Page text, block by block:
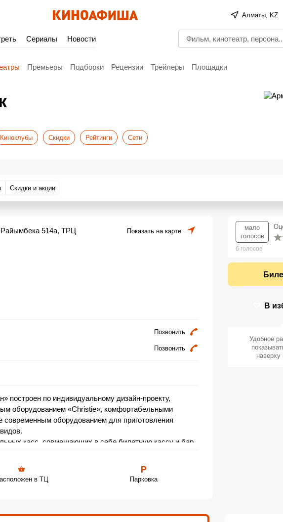
Алматы, KZ
Сериалы Новости
Премьеры Подборки Рецензии Трейлеры Площадки
Киноклубы Скидки Рейтинги Сети
Скидки и акции
Райымбека 514а, ТРЦ
Показать на карте
Позвонить
Позвонить
построен по индивидуальному дизайн-проекту,
оборудованием «Christie», комфортабельными
современным оборудованием для приготовления
касс, совмещающих в себе билетную кассу и бар,
удобные пуфики, которые позволяют малышам
«на равных».
в ТЦ Парковка
мало
голосов
6 голосов
В
Удобное
наверху